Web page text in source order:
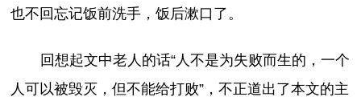
也不回忘记饭前洗手，饭后漱口了。
回想起文中老人的话“人不是为失败而生的，一个
人可以被毁灭，但不能给打败”，不正道出了本文的主